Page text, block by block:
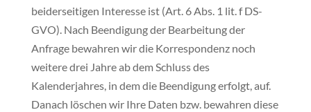
beiderseitigen Interesse ist (Art. 6 Abs. 1 lit. f DS-
GVO). Nach Beendigung der Bearbeitung der
Anfrage bewahren wir die Korrespondenz noch
weitere drei Jahre ab dem Schluss des
Kalenderjahres, in dem die Beendigung erfolgt, auf.
Danach löschen wir Ihre Daten bzw. bewahren diese